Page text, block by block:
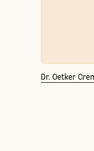
Dr. Oetker